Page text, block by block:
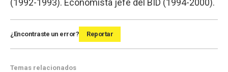
(1992-1993). Economista jefe del BID (1994-2000).
¿Encontraste un error? Reportar
Temas relacionados